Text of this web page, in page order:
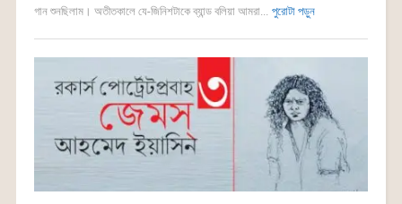
গান শুনছিলাম। অতীতকালে যে-জিনিশটাকে ব্যান্ড বলিয়া আমরা... পুরোটা পড়ুন